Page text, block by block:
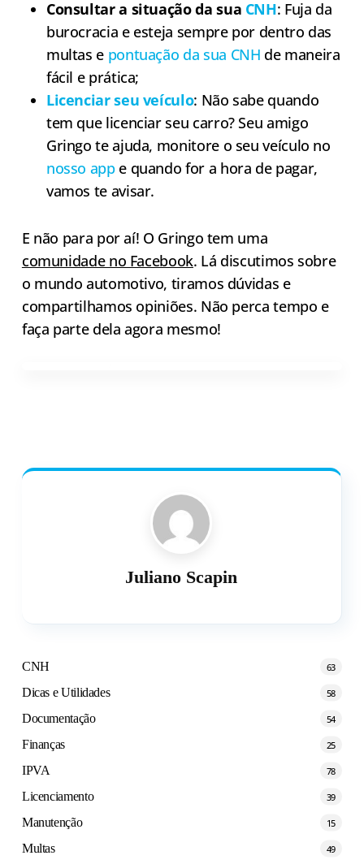
Consultar a situação da sua CNH: Fuja da
burocracia e esteja sempre por dentro das
multas e pontuação da sua CNH de maneira
fácil e prática;
Licenciar seu veículo: Não sabe quando
tem que licenciar seu carro? Seu amigo
Gringo te ajuda, monitore o seu veículo no
nosso appe quando for a hora de pagar,
vamos te avisar.
E não para por aí! O Gringo tem uma
comunidade no Facebook. Lá discutimos sobre
o mundo automotivo, tiramos dúvidas e
compartilhamos opiniões. Não perca tempo e
faça parte dela agora mesmo!
Juliano Scapin
CNH 63
Dicas e Utilidades 58
Documentação 54
Finanças 25
IPVA 78
Licenciamento 39
Manutenção 15
Multas 49